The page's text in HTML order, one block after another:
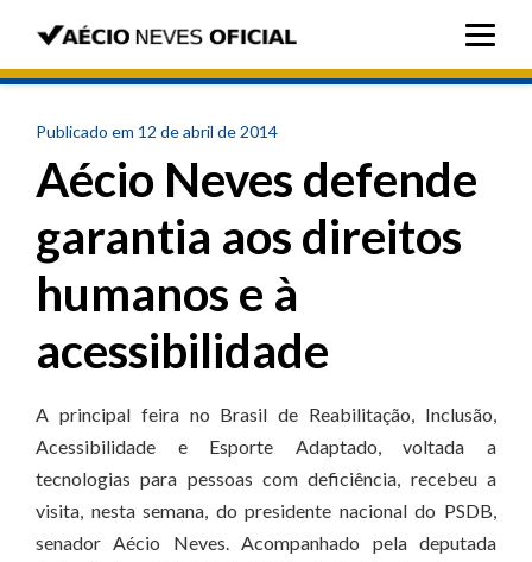
Publicado em 12 de abril de 2014
Aécio Neves defende
garantia aos direitos
humanos e à
acessibilidade
A principal feira no Brasil de Reabilitação, Inclusão,
Acessibilidade e Esporte Adaptado, voltada a
tecnologias para pessoas com deficiência, recebeu a
visita, nesta semana, do presidente nacional do PSDB,
senador Aécio Neves. Acompanhado pela deputada